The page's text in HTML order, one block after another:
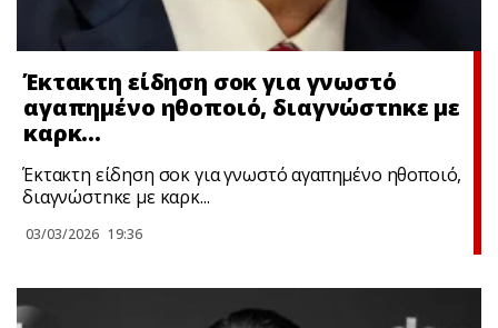
Έκτακτη είδηση σoκ για γνωστό
αγαπημένο ηθοποιό, διαγνώστnκε με
καρκ…
Έκτακτη είδηση σoκ για γνωστό αγαπημένο ηθοποιό,
διαγνώστnκε με καρκ...
03/03/2026 19:36